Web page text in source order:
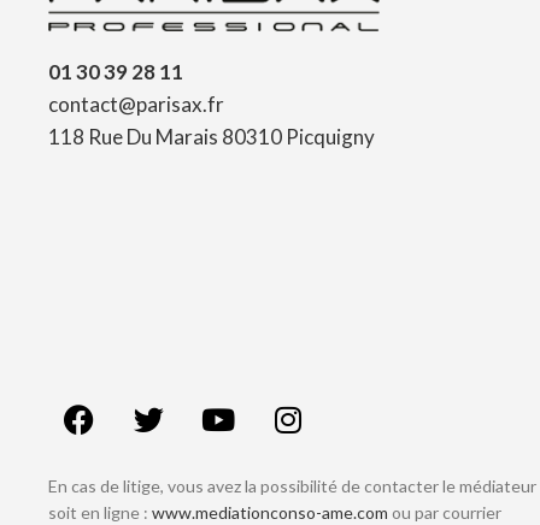
01 30 39 28 11
contact@parisax.fr
118 Rue Du Marais 80310 Picquigny
En cas de litige, vous avez la possibilité de contacter le médiateur
soit en ligne : www.mediationconso-ame.com ou par courrier